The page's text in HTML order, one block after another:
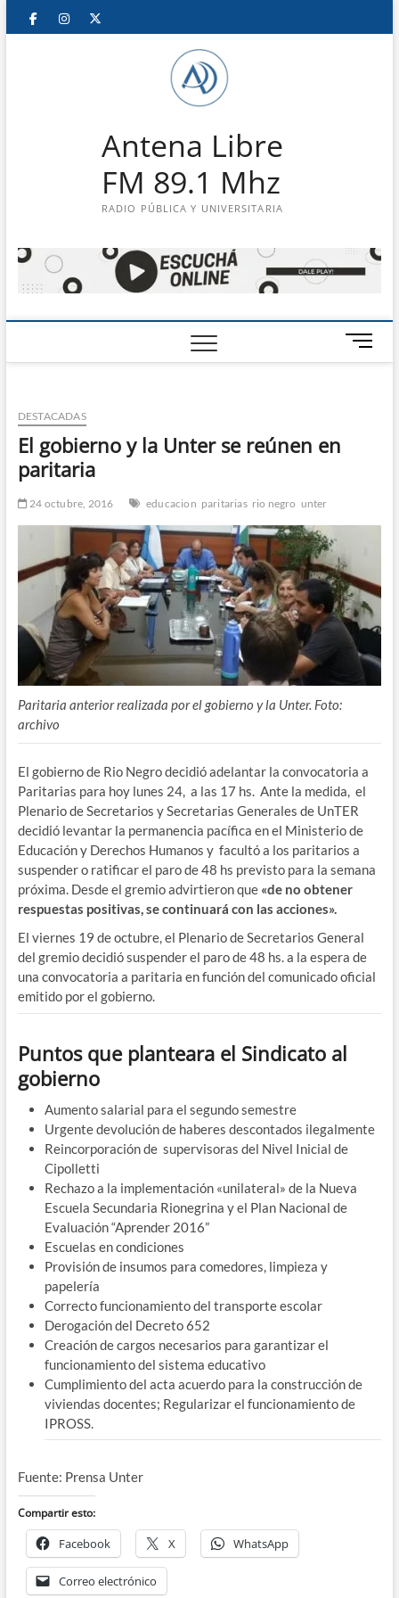
Saltar
FacebookInstagram
Antena Libre
FM 89.1 Mhz
RADIO PÚBLICA Y UNIVERSITARIA
B
o
DESTACADAS
El gobierno y la Unter se reúnen en
paritaria
24 octubre, 2016 educacion paritarias rio negro unter
Paritaria anterior realizada por el gobierno y la Unter. Foto:
archivo
El gobierno de Rio Negro decidió adelantar la convocatoria a
Paritarias para hoy lunes 24, a las 17 hs. Ante la medida, el
Plenario de Secretarios y Secretarias Generales de UnTER
decidió levantar la permanencia pacífica en el Ministerio de
Educación y Derechos Humanos y facultó a los paritarios a
suspender o ratificar el paro de 48 hs previsto para la semana
próxima. Desde el gremio advirtieron que «de no obtener
respuestas positivas, se continuará con las acciones».
El viernes 19 de octubre, el Plenario de Secretarios General
del gremio decidió suspender el paro de 48 hs. a la espera de
una convocatoria a paritaria en función del comunicado oficial
emitido por el gobierno.
Puntos que planteara el Sindicato al
gobierno
Aumento salarial para el segundo semestre
Urgente devolución de haberes descontados ilegalmente
Reincorporación de supervisoras del Nivel Inicial de
Cipolletti
Rechazo a la implementación «unilateral» de la Nueva
Escuela Secundaria Rionegrina y el Plan Nacional de
Evaluación “Aprender 2016”
Escuelas en condiciones
Provisión de insumos para comedores, limpieza y
papelería
Correcto funcionamiento del transporte escolar
Derogación del Decreto 652
Creación de cargos necesarios para garantizar el
funcionamiento del sistema educativo
Cumplimiento del acta acuerdo para la construcción de
viviendas docentes; Regularizar el funcionamiento de
IPROSS.
Fuente: Prensa Unter
Compartir esto:
Facebook X WhatsApp
Correo electrónico